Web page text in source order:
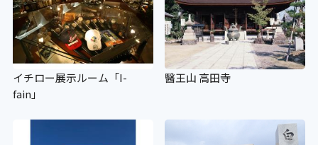
設備
イチロー展示ルーム「I-
fain」
醫王山 高田寺